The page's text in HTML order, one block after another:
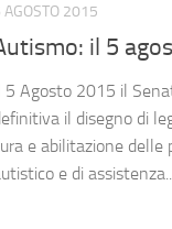
AGOSTO 2015
il 5
5 Agosto 2015 il
il disegno di
e abilitazione
e di